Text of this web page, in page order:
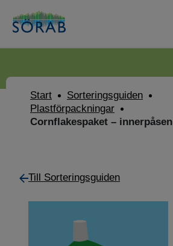
Start
Sorteringsguiden
Plastförpackningar
Cornflakespaket – innerpåsen
Till Sorteringsguiden